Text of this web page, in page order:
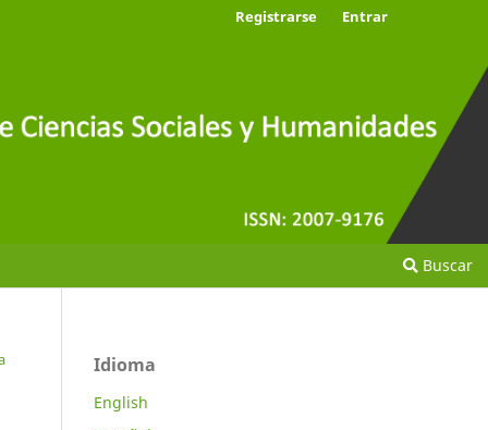
Buscar
Registrarse Entrar
Idioma
English